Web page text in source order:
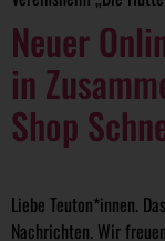
Neuer
in
Shop
Liebe Teuton*innen.
Nachrichten. Wir